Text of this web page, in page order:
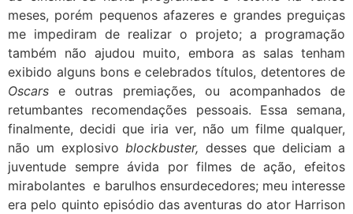
meses, porém pequenos afazeres e grandes preguiças
me impediram de realizar o projeto; a programação
também não ajudou muito, embora as salas tenham
exibido alguns bons e celebrados títulos, detentores de
Oscarse outras premiações, ou acompanhados de
retumbantes recomendações pessoais. Essa semana,
finalmente, decidi que iria ver, não um filme qualquer,
não um explosivo blockbuster, desses que deliciam a
juventude sempre ávida por filmes de ação, efeitos
mirabolantes e barulhos ensurdecedores; meu interesse
era pelo quinto episódio das aventuras do ator Harrison